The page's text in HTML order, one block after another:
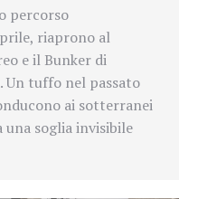
percorso
riaprono al
e il Bunker di
Un tuffo nel passato
ai sotterranei
una soglia invisibile